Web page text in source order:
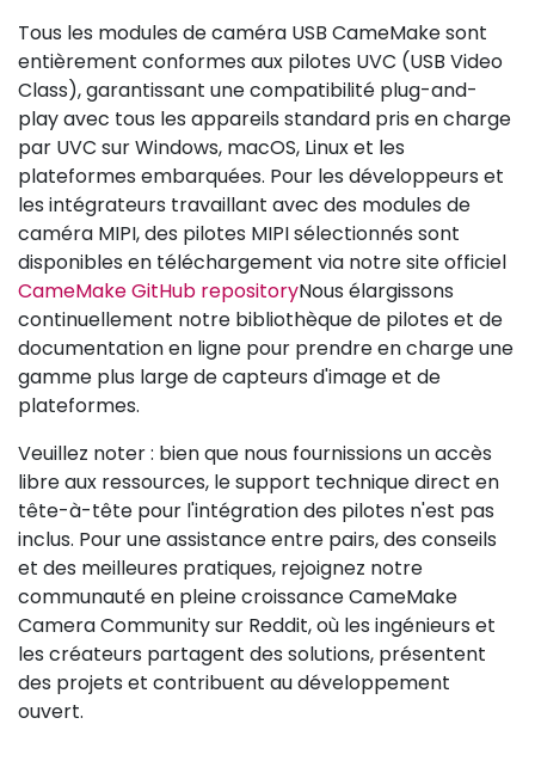
Tous les modules de caméra USB CameMake sont
entièrement conformes aux pilotes UVC (USB Video
Class), garantissant une compatibilité plug-and-
play avec tous les appareils standard pris en charge
par UVC sur Windows, macOS, Linux et les
plateformes embarquées. Pour les développeurs et
les intégrateurs travaillant avec des modules de
caméra MIPI, des pilotes MIPI sélectionnés sont
disponibles en téléchargement via notre site officiel
CameMake GitHub repositoryNous élargissons
continuellement notre bibliothèque de pilotes et de
documentation en ligne pour prendre en charge une
gamme plus large de capteurs d'image et de
plateformes.
Veuillez noter : bien que nous fournissions un accès
libre aux ressources, le support technique direct en
tête-à-tête pour l'intégration des pilotes n'est pas
inclus. Pour une assistance entre pairs, des conseils
et des meilleures pratiques, rejoignez notre
communauté en pleine croissance CameMake
Camera Community sur Reddit, où les ingénieurs et
les créateurs partagent des solutions, présentent
des projets et contribuent au développement
ouvert.